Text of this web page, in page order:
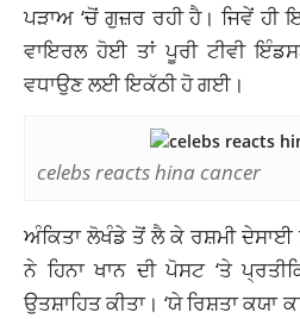
ਪੜਾਅ ‘ਚੋਂ ਗੁਜ਼ਰ ਰਹੀ ਹੈ। ਜਿਵੇਂ ਹੀ
ਵਾਇਰਲ ਹੋਈ ਤਾਂ ਪੂਰੀ ਟੀਵੀ
ਵਧਾਉਣ ਲਈ ਇਕੱਠੀ ਹੋ ਗਈ।
celebs reacts hina cancer
ਅੰਕਿਤਾ ਲੋਖੰਡੇ ਤੋਂ ਲੈ ਕੇ ਰਸ਼ਮੀ
ਨੇ ਹਿਨਾ ਖਾਨ ਦੀ ਪੋਸਟ ‘ਤੇ
ਉਤਸ਼ਾਹਿਤ ਕੀਤਾ। ‘ਯੇ ਰਿਸ਼ਤਾ ਕਯਾ